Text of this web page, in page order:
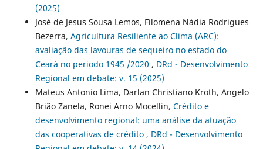
(2025)
José de Jesus Sousa Lemos, Filomena Nádia Rodrigues
Bezerra, Agricultura Resiliente ao Clima (ARC):
avaliação das lavouras de sequeiro no estado do
Ceará no periodo 1945 /2020 , DRd - Desenvolvimento
Regional em debate: v. 15 (2025)
Mateus Antonio Lima, Darlan Christiano Kroth, Angelo
Brião Zanela, Ronei Arno Mocellin, Crédito e
desenvolvimento regional: uma análise da atuação
das cooperativas de crédito , DRd - Desenvolvimento